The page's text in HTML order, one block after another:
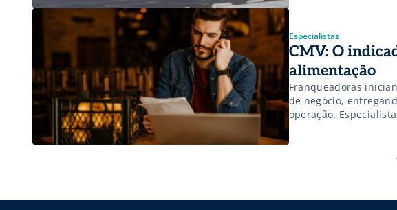
Especialistas
CMV: O
alimentação
Franqueadoras
de negócio,
operação.
no início da expansão.